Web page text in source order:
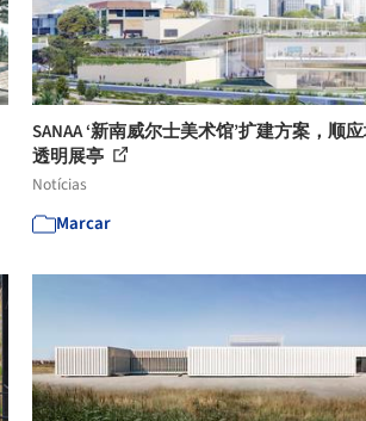
SANAA ‘新南威尔士美术馆’扩建方案，顺
透明展亭
Notícias
Marcar